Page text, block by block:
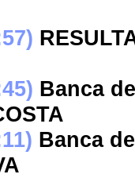
Banca
Banca